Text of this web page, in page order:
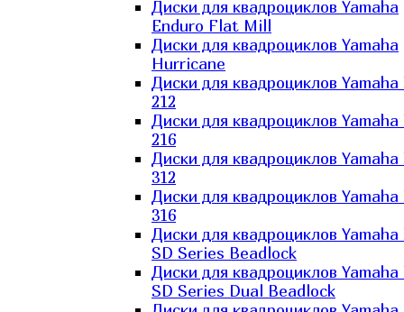
Диски для квадроциклов Yamaha
Enduro Flat Mill
Диски для квадроциклов Yamaha
Hurricane
Диски для квадроциклов
212
Диски для квадроциклов
216
Диски для квадроциклов
312
Диски для квадроциклов
316
Диски для квадроциклов
SD Series Beadlock
Диски для квадроциклов
SD Series Dual Beadlock